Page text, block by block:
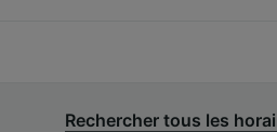
Rechercher tous les